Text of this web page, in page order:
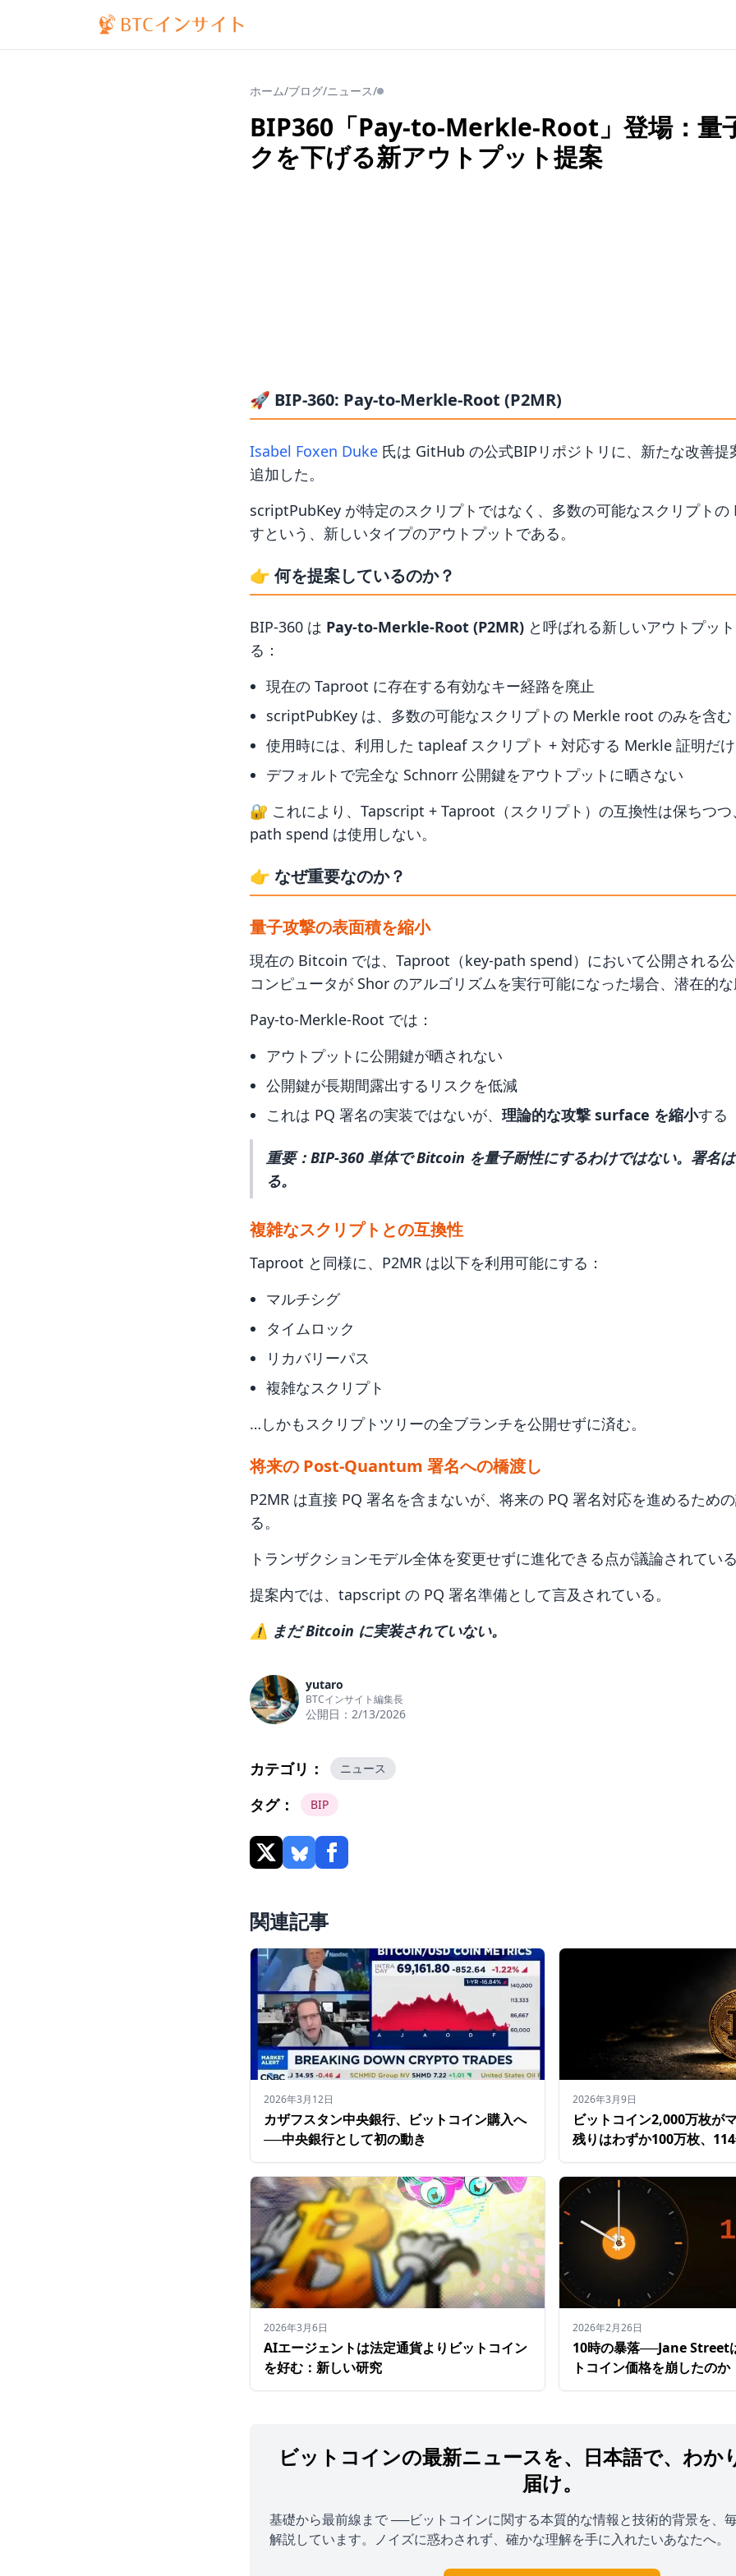
ホーム/ブログ/ニュース/
BIP360「Pay-to-Merkle-Root」登場：量
クを下げる新アウトプット提案
🚀 BIP-360: Pay-to-Merkle-Root (P2MR)
Isabel Foxen Duke 氏は GitHub の公式BIPリポジトリに、新たな改善提
追加した。
scriptPubKey が特定のスクリプトではなく、多数の可能なスクリプト
すという、新しいタイプのアウトプットである。
👉何を提案しているのか？
BIP-360 は Pay-to-Merkle-Root (P2MR) と呼ばれる新しいアウトプッ
る：
現在の Taproot に存在する有効なキー経路を廃止
scriptPubKey は、多数の可能なスクリプトの Merkle root のみを含む
使用時には、利用した tapleaf スクリプト + 対応する Merkle 証明だ
デフォルトで完全な Schnorr 公開鍵をアウトプットに晒さない
🔐 これにより、Tapscript + Taproot（スクリプト）の互換性は保ちつつ
path spend は使用しない。
👉 なぜ重要なのか？
量子攻撃の表面積を縮小
現在の Bitcoin では、Taproot（key-path spend）において公開される
コンピュータが Shor のアルゴリズムを実行可能になった場合、潜在的な
Pay-to-Merkle-Root では：
アウトプットに公開鍵が晒されない
公開鍵が長期間露出するリスクを低減
これは PQ 署名の実装ではないが、 理論的な攻撃 surface を縮小する
重要：BIP-360 単体で Bitcoin を量子耐性にするわけではない。署名
る。
複雑なスクリプトとの互換性
Taproot と同様に、P2MR は以下を利用可能にする：
マルチシグ
タイムロック
リカバリーパス
複雑なスクリプト
…しかもスクリプトツリーの全ブランチを公開せずに済む。
将来の Post-Quantum 署名への橋渡し
P2MR は直接 PQ 署名を含まないが、将来の PQ 署名対応を進めるため
る。
トランザクションモデル全体を変更せずに進化できる点が議論されている
提案内では、tapscript の PQ 署名準備として言及されている。
⚠️ まだ Bitcoin に実装されていない。
yutaro
BTCインサイト編集長
公開日： 2/13/2026
カテゴリ： ニュース
タグ： BIP
関連記事
2026年3月12日
カザフスタン中央銀行、ビットコイン購入へ
──中央銀行として初の動き
2026年3月9日
ビットコイン2,000万枚が
残りはわずか100万枚、
2026年3月6日
AIエージェントは法定通貨よりビットコイン
を好む：新しい研究
2026年2月26日
10時の暴落──Jane Street
トコイン価格を崩したのか
ビットコインの最新ニュースを、日本語で、わか
届け。
基礎から最前線まで ──ビットコインに関する本質的な情報と技術的背景を、
解説しています。ノイズに惑わされず、確かな理解を手に入れたいあなたへ。